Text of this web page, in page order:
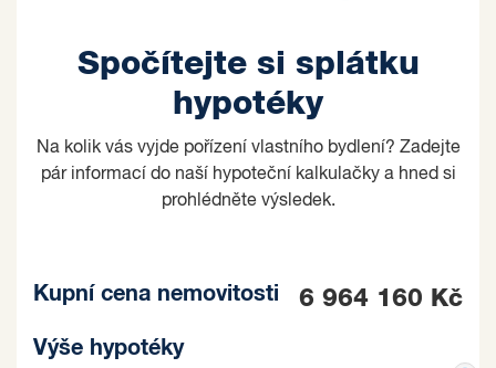
Spočítejte si splátku
hypotéky
Na kolik vás vyjde pořízení vlastního bydlení? Zadejte
pár informací do naší hypoteční kalkulačky a hned si
prohlédněte výsledek.
Kupní cena nemovitosti 6 964 160 Kč
Výše hypotéky